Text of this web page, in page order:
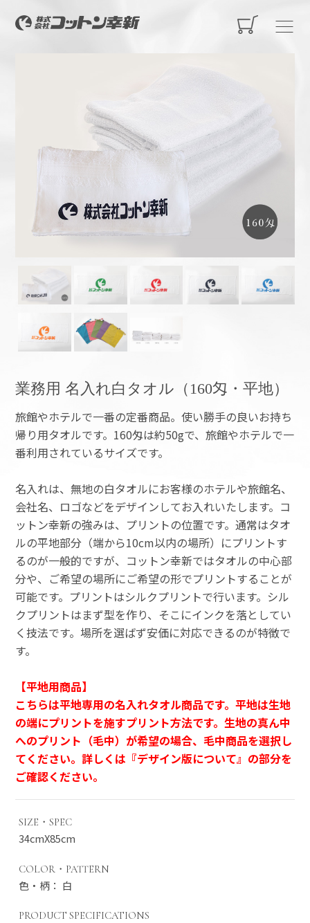
業務用 名入れ白タオル（160匁・平地）
旅館やホテルで一番の定番商品。使い勝手の良いお持ち
帰り用タオルです。160匁は約50gで、旅館やホテルで一
番利用されているサイズです。
名入れは、無地の白タオルにお客様のホテルや旅館名、
会社名、ロゴなどをデザインしてお入れいたします。コ
ットン幸新の強みは、プリントの位置です。通常はタオ
ルの平地部分（端から10cm以内の場所）にプリントす
るのが一般的ですが、コットン幸新ではタオルの中心部
分や、ご希望の場所にご希望の形でプリントすることが
可能です。プリントはシルクプリントで行います。シル
クプリントはまず型を作り、そこにインクを落としてい
く技法です。場所を選ばず安価に対応できるのが特徴で
す。
【平地用商品】
こちらは平地専用の名入れタオル商品です。平地は生地
の端にプリントを施すプリント方法です。生地の真ん中
へのプリント（毛中）が希望の場合、毛中商品を選択し
てください。詳しくは『デザイン版について』の部分を
ご確認ください。
SIZE・SPEC
34cmX85cm
COLOR・PATTERN
色・柄： 白
PRODUCT SPECIFICATIONS